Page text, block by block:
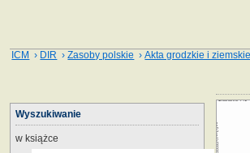
ICM › DIR ›Zasoby polskie ›Akta grodzkie i ziemskie
Wyszukiwanie
w książce